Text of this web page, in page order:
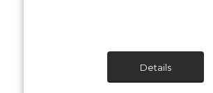
Details